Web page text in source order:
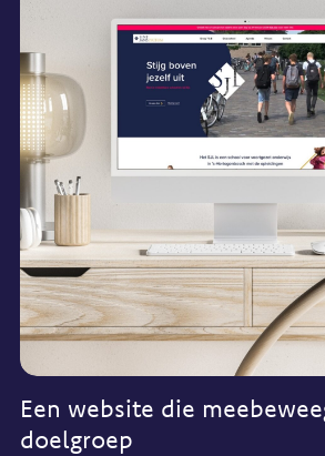
Een website die
doelgroep